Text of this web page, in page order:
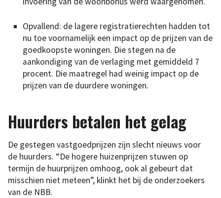
Opvallend: de lagere registratierechten hadden tot
nu toe voornamelijk een impact op de prijzen van de
goedkoopste woningen. Die stegen na de
aankondiging van de verlaging met gemiddeld 7
procent. Die maatregel had weinig impact op de
prijzen van de duurdere woningen.
Huurders betalen het gelag
De gestegen vastgoedprijzen zijn slecht nieuws voor
de huurders. “De hogere huizenprijzen stuwen op
termijn de huurprijzen omhoog, ook al gebeurt dat
misschien niet ­meteen”, klinkt het bij de onderzoekers
van de NBB.